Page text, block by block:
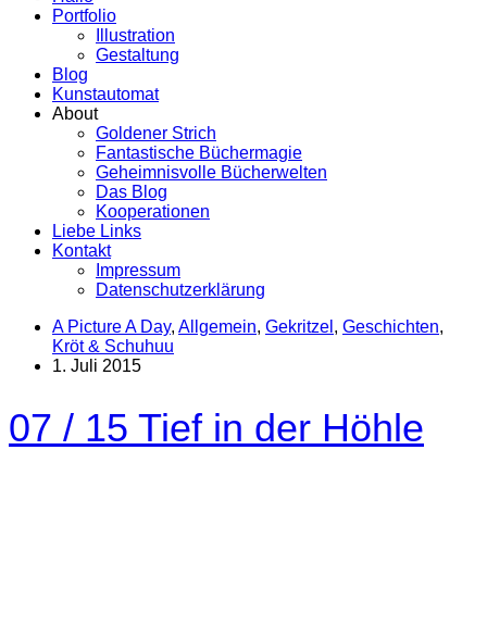
Portfolio
Illustration
Gestaltung
Blog
Kunstautomat
About
Goldener Strich
Fantastische Büchermagie
Geheimnisvolle Bücherwelten
Das Blog
Kooperationen
Liebe Links
Kontakt
Impressum
Datenschutzerklärung
A Picture A Day, Allgemein, Gekritzel , Geschichten,
Kröt & Schuhuu
1. Juli 2015
07 / 15 Tief in der Höhle